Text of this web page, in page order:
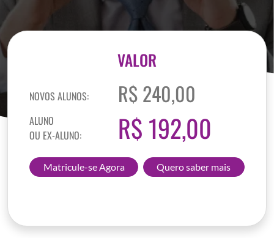
VALOR
NOVOS ALUNOS: R$ 240,00
ALUNO
OU EX-ALUNO:
R$ 192,00
Matricule-se Agora Quero saber mais